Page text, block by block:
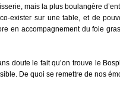
mais la plus boulangère
exister sur une table, et de
en accompagnement du foie
doute le fait qu’on trouve le
De quoi se remettre de nos